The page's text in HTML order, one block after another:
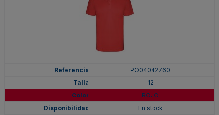
PO04042760
12
ROJO
En stock